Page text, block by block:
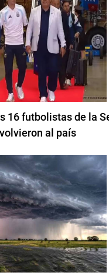
16 futbolistas de la
al país